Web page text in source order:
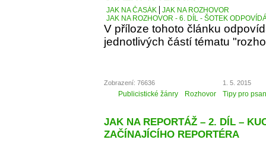
JAK NA ČASÁK
JAK NA ROZHOVOR
JAK NA ROZHOVOR - 6. DÍL - ŠOTEK
V příloze tohoto článku
jednotlivých částí tématu
Zobrazení: 76636 1. 5. 2015
Publicistické žánry Rozhovor Tipy pro
JAK NA REPORTÁŽ – 2. DÍL –
ZAČÍNAJÍCÍHO REPORTÉRA